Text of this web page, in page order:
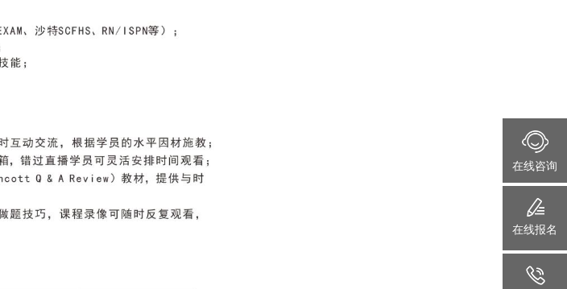
在线咨询
在线报名